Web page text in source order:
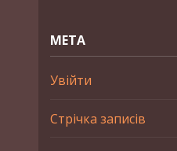
МЕТА
Увійти
Стрічка записів